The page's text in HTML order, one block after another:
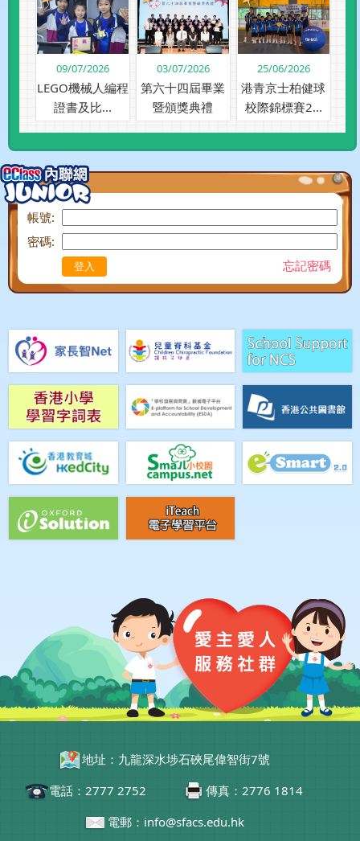
09/07/2026
LEGO機械人編程
證書及比...
03/07/2026
第六十四屆畢業
暨頒獎典禮
25/06/2026
港青京士柏健球
校際錦標賽2...
帳號:
密碼:
忘記密碼
地址：九龍深水埗石硤尾偉智街7號
電話：2777 2752
傳真：2776 1814
電郵：info@sfacs.edu.hk